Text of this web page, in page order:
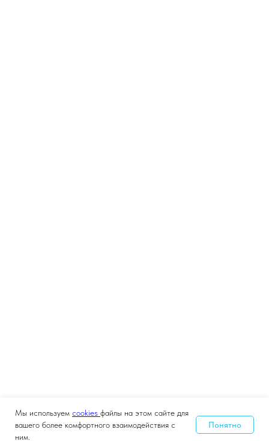
Мы используем cookies файлы на этом сайте для
вашего более комфортного взаимодействия с
ним.
Понятно